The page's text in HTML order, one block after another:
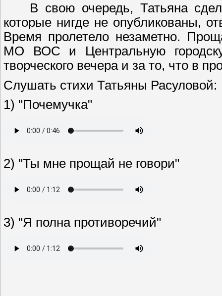
В свою очередь, Татьяна
которые нигде не опубликованы,
Время пролетело незаметно.
МО ВОС и Центральную
творческого вечера и за то, что в
Слушать стихи Татьяны Расуловой:
1) "Почемучка"
2) "Ты мне прощай не говори"
3) "Я полна противоречий"